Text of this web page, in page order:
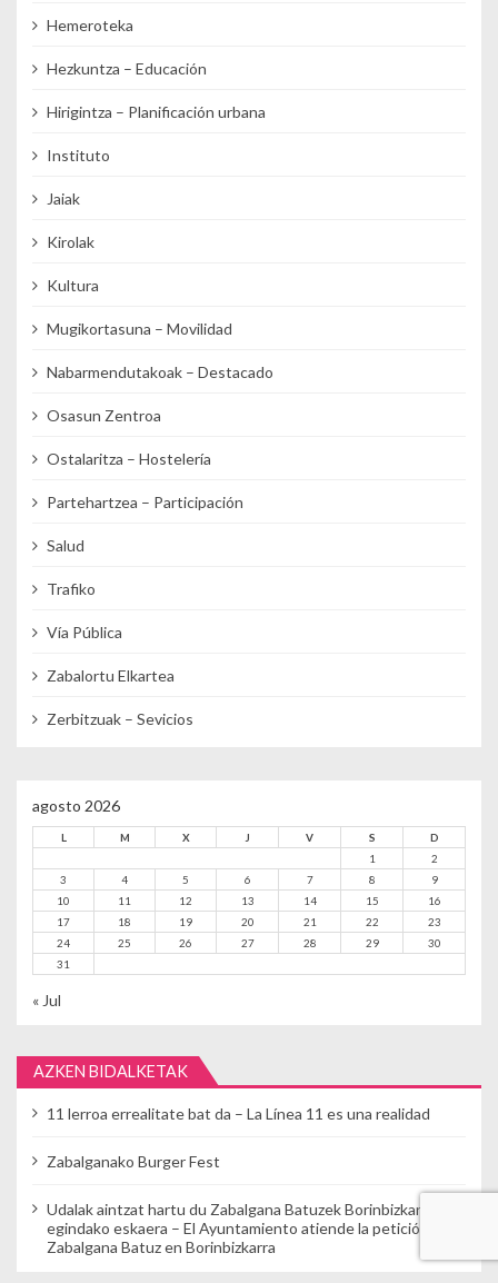
Hemeroteka
Hezkuntza – Educación
Hirigintza – Planificación urbana
Instituto
Jaiak
Kirolak
Kultura
Mugikortasuna – Movilidad
Nabarmendutakoak – Destacado
Osasun Zentroa
Ostalaritza – Hostelería
Partehartzea – Participación
Salud
Trafiko
Vía Pública
Zabalortu Elkartea
Zerbitzuak – Sevicios
agosto 2026
L M X J V S
D
1
2
3
4 5 6 7 8
9
10
11 12 13 14 15
16
17
18 19 20 21 22
23
24
25 26 27 28 29
30
31
« Jul
AZKEN BIDALKETAK
11 lerroa errealitate bat da – La Línea 11 es una realidad
Zabalganako Burger Fest
Udalak aintzat hartu du Zabalgana Batuzek Borinbizkarran
egindako eskaera – El Ayuntamiento atiende la petición de
Zabalgana Batuz en Borinbizkarra